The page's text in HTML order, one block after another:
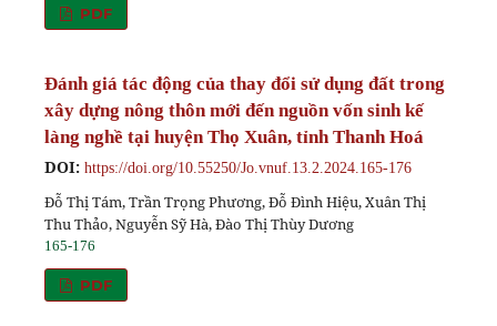
PDF
Đánh giá tác động của thay đổi sử dụng đất trong
xây dựng nông thôn mới đến nguồn vốn sinh kế
làng nghề tại huyện Thọ Xuân, tỉnh Thanh Hoá
DOI: https://doi.org/10.55250/Jo.vnuf.13.2.2024.165-176
Đỗ Thị Tám, Trần Trọng Phương, Đỗ Đình Hiệu, Xuân Thị
Thu Thảo, Nguyễn Sỹ Hà, Đào Thị Thùy Dương
165-176
PDF